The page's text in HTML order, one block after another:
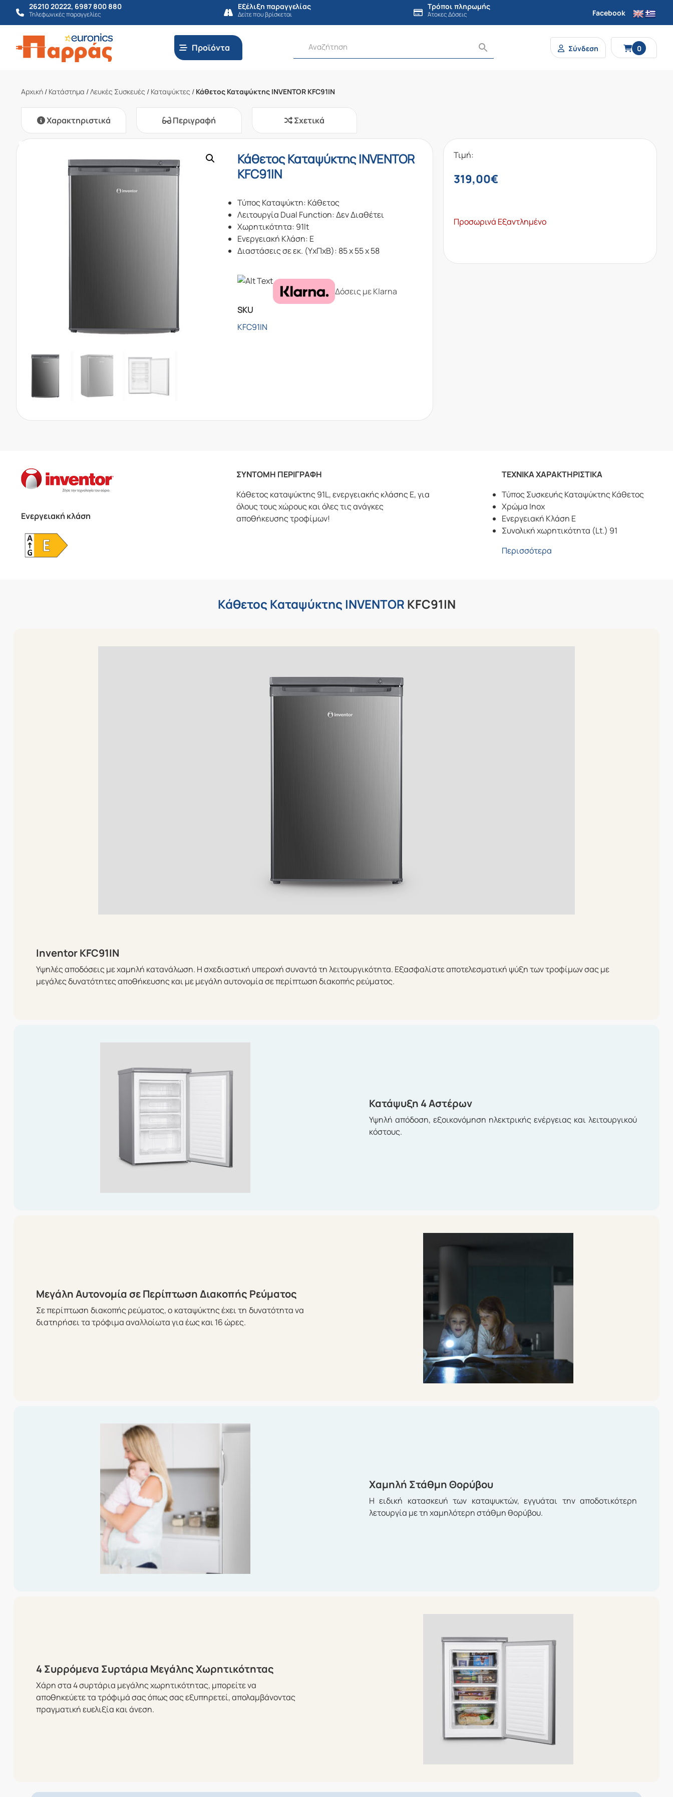
26210 20222, 6987 800 880
Τηλεφωνικές παραγγελίες
Εξέλιξη παραγγελίας
Δείτε που βρίσκεται
Τρόποι πληρωμής
Άτοκες Δόσεις Facebook
Προϊόντα Σύνδεση 0
Αρχική / Κατάστημα /Λευκές Συσκευές / Καταψύκτες / Κάθετος Καταψύκτης INVENTOR KFC91IN
Χαρακτηριστικά Περιγραφή Σχετικά
Κάθετος Καταψύκτης INVENTOR
KFC91IN
Τύπος Καταψύκτη: Κάθετος
Λειτουργία Dual Function: Δεν Διαθέτει
Χωρητικότητα: 91lt
Ενεργειακή Κλάση: Ε
Διαστάσεις σε εκ. (ΥxΠxΒ): 85 x 55 x 58
Δόσεις με Klarna
SKU
KFC91IN
Τιμή:
319,00€
Προσωρινά Εξαντλημένο
Ενεργειακή κλάση
ΣΥΝΤΟΜΗ ΠΕΡΙΓΡΑΦΗ
Κάθετος καταψύκτης 91L, ενεργειακής κλάσης E, για
όλους τους χώρους και όλες τις ανάγκες
αποθήκευσης τροφίμων!
ΤΕΧΝΙΚΑ ΧΑΡΑΚΤΗΡΙΣΤΙΚΑ
Τύπος Συσκευής Καταψύκτης Κάθετος
Χρώμα Inox
Ενεργειακή Κλάση Ε
Συνολική χωρητικότητα (Lt.) 91
Περισσότερα
Κάθετος Καταψύκτης INVENTOR KFC91IN
Inventor KFC91IN
Υψηλές αποδόσεις με χαμηλή κατανάλωση. Η σχεδιαστική υπεροχή συναντά τη λειτουργικότητα. Εξασφαλίστε αποτελεσματική ψύξη των τροφίμων σας με
μεγάλες δυνατότητες αποθήκευσης και με μεγάλη αυτονομία σε περίπτωση διακοπής ρεύματος.
Κατάψυξη 4 Aστέρων
Υψηλή απόδοση, εξοικονόμηση ηλεκτρικής ενέργειας και λειτουργικού
κόστους.
Μεγάλη Αυτονομία σε Περίπτωση Διακοπής Ρεύματος
Σε περίπτωση διακοπής ρεύματος, ο καταψύκτης έχει τη δυνατότητα να
διατηρήσει τα τρόφιμα αναλλοίωτα για έως και 16 ώρες.
Χαμηλή Στάθμη Θορύβου
Η ειδική κατασκευή των καταψυκτών, εγγυάται την αποδοτικότερη
λετουργία με τη χαμηλότερη στάθμη θορύβου.
4 Συρρόμενα Συρτάρια Μεγάλης Χωρητικότητας
Χάρη στα 4 συρτάρια μεγάλης χωρητικότητας, μπορείτε να
αποθηκεύετε τα τρόφιμά σας όπως σας εξυπηρετεί, απολαμβάνοντας
πραγματική ευελιξία και άνεση.